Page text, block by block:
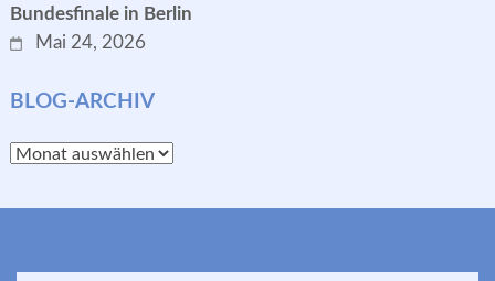
Bundesfinale in Berlin
Mai 24, 2026
BLOG-ARCHIV
Blog-